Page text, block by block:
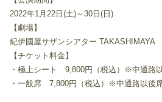
2022年1月22日(土)～30日(日)
【劇場】
紀伊國屋サザンシアター TAKASHIMAYA
【チケット料金】
・極上シート 9,800円（税込）※中通路
・一般席 7,800円（税込）※中通路以後